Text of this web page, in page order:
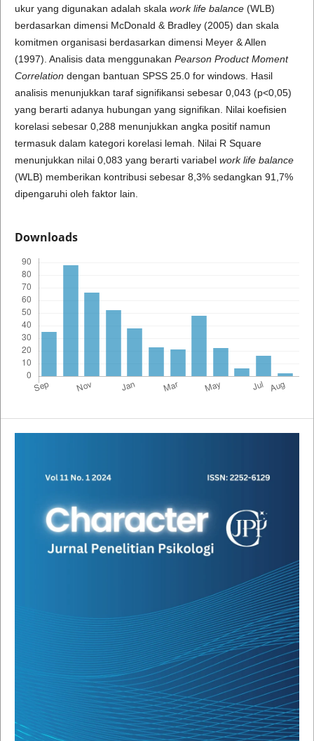
ukur yang digunakan adalah skala work life balance (WLB)
berdasarkan dimensi McDonald & Bradley (2005) dan skala
komitmen organisasi berdasarkan dimensi Meyer & Allen
(1997). Analisis data menggunakan Pearson Product Moment
Correlation dengan bantuan SPSS 25.0 for windows. Hasil
analisis menunjukkan taraf signifikansi sebesar 0,043 (p<0,05)
yang berarti adanya hubungan yang signifikan. Nilai koefisien
korelasi sebesar 0,288 menunjukkan angka positif namun
termasuk dalam kategori korelasi lemah. Nilai R Square
menunjukkan nilai 0,083 yang berarti variabel work life balance
(WLB) memberikan kontribusi sebesar 8,3% sedangkan 91,7%
dipengaruhi oleh faktor lain.
Downloads